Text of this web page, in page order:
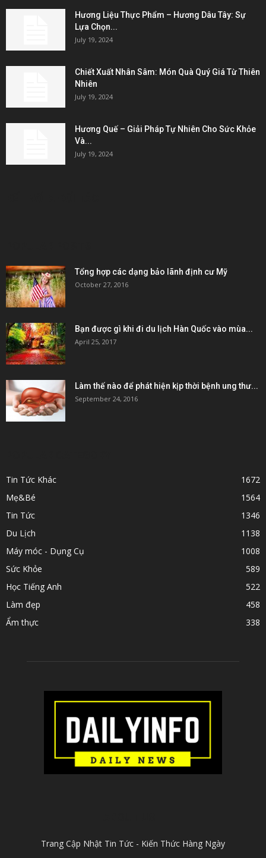
Hương Liệu Thực Phẩm – Hương Dâu Tây: Sự
Lựa Chọn...
July 19, 2024
Chiết Xuất Nhân Sâm: Món Quà Quý Giá Từ Thiên
Nhiên
July 19, 2024
Hương Quế – Giải Pháp Tự Nhiên Cho Sức Khỏe
Và...
July 19, 2024
Tổng hợp các dạng bảo lãnh định cư Mỹ
October 27, 2016
Bạn được gì khi đi du lịch Hàn Quốc vào mùa...
April 25, 2017
Làm thế nào để phát hiện kịp thời bệnh ung thư...
September 24, 2016
Tin Tức Khác
1672
Mẹ&Bé
1564
Tin Tức
1346
Du Lịch
1138
Máy móc - Dụng Cụ
1008
Sức Khỏe
589
Học Tiếng Anh
522
Làm đẹp
458
Ẩm thực
338
Trang Cập Nhật Tin Tức - Kiến Thức Hàng Ngày